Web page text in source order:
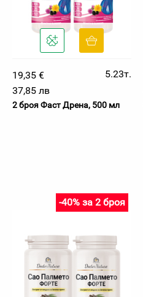
19,35 €
5.23т.
37,85 лв
2 броя Фаст Дрена, 500 мл
-40% за 2 броя